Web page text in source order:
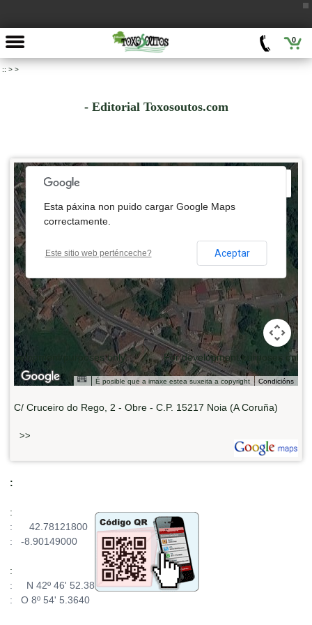
0
:: > >
- Editorial Toxosoutos.com
development purposes only
For development purposes only
development purposes only
For development purposes only
É posible que a imaxe estea suxeita a copyright Condicións
Esta páxina non puido cargar Google Maps
correctamente.
Este sitio web perténceche? Aceptar
C/ Cruceiro do Rego, 2 - Obre - C.P. 15217 Noia (A Coruña)
>>
:
:
: 42.78121800
: -8.90149000
:
: N 42º 46' 52.38
: O 8º 54' 5.3640